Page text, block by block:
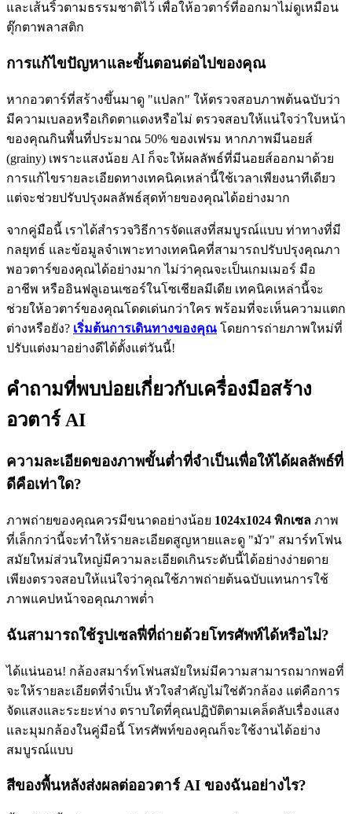
และเส้นริ้วตามธรรมชาติไว้ เพื่อให้อวตาร์ที่ออกมาไม่ดูเหมือน
ตุ๊กตาพลาสติก
การแก้ไขปัญหาและขั้นตอนต่อไปของคุณ
หากอวตาร์ที่สร้างขึ้นมาดู "แปลก" ให้ตรวจสอบภาพต้นฉบับว่า
มีความเบลอหรือเกิดตาแดงหรือไม่ ตรวจสอบให้แน่ใจว่าใบหน้า
ของคุณกินพื้นที่ประมาณ 50% ของเฟรม หากภาพมีนอยส์
(grainy) เพราะแสงน้อย AI ก็จะให้ผลลัพธ์ที่มีนอยส์ออกมาด้วย
การแก้ไขรายละเอียดทางเทคนิคเหล่านี้ใช้เวลาเพียงนาทีเดียว
แต่จะช่วยปรับปรุงผลลัพธ์สุดท้ายของคุณได้อย่างมาก
จากคู่มือนี้ เราได้สำรวจวิธีการจัดแสงที่สมบูรณ์แบบ ท่าทางที่มี
กลยุทธ์ และข้อมูลจำเพาะทางเทคนิคที่สามารถปรับปรุงคุณภา
พอวตาร์ของคุณได้อย่างมาก ไม่ว่าคุณจะเป็นเกมเมอร์ มือ
อาชีพ หรืออินฟลูเอนเซอร์ในโซเชียลมีเดีย เทคนิคเหล่านี้จะ
ช่วยให้อวตาร์ของคุณโดดเด่นกว่าใคร พร้อมที่จะเห็นความแตก
ต่างหรือยัง? เริ่มต้นการเดินทางของคุณ โดยการถ่ายภาพใหม่ที่
ปรับแต่งมาอย่างดีได้ตั้งแต่วันนี้!
คำถามที่พบบ่อยเกี่ยวกับเครื่องมือสร้าง
อวตาร์ AI
ความละเอียดของภาพขั้นต่ำที่จำเป็นเพื่อให้ได้ผลลัพธ์ที่
ดีคือเท่าใด?
ภาพถ่ายของคุณควรมีขนาดอย่างน้อย 1024x1024 พิกเซล ภาพ
ที่เล็กกว่านี้จะทำให้รายละเอียดสูญหายและดู "มัว" สมาร์ทโฟน
สมัยใหม่ส่วนใหญ่มีความละเอียดเกินระดับนี้ได้อย่างง่ายดาย
เพียงตรวจสอบให้แน่ใจว่าคุณใช้ภาพถ่ายต้นฉบับแทนการใช้
ภาพแคปหน้าจอคุณภาพต่ำ
ฉันสามารถใช้รูปเซลฟี่ที่ถ่ายด้วยโทรศัพท์ได้หรือไม่?
ได้แน่นอน! กล้องสมาร์ทโฟนสมัยใหม่มีความสามารถมากพอที่
จะให้รายละเอียดที่จำเป็น หัวใจสำคัญไม่ใช่ตัวกล้อง แต่คือการ
จัดแสงและระยะห่าง ตราบใดที่คุณปฏิบัติตามเคล็ดลับเรื่องแสง
และมุมกล้องในคู่มือนี้ โทรศัพท์ของคุณก็จะใช้งานได้อย่าง
สมบูรณ์แบบ
สีของพื้นหลังส่งผลต่ออวตาร์ AI ของฉันอย่างไร?